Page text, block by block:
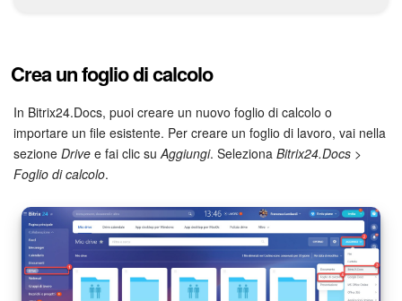
CRM
Prenotazione online
Contact Center
Sales Center
Analisi CRM
Generatore BI
Crea un foglio di calcolo
In Bitrix24.Docs, puoi creare un nuovo foglio di calcolo o
importare un file esistente. Per creare un foglio di lavoro, vai nella
sezione Drive e fai clic suAggiungi. Seleziona Bitrix24.Docs >
Foglio di calcolo.